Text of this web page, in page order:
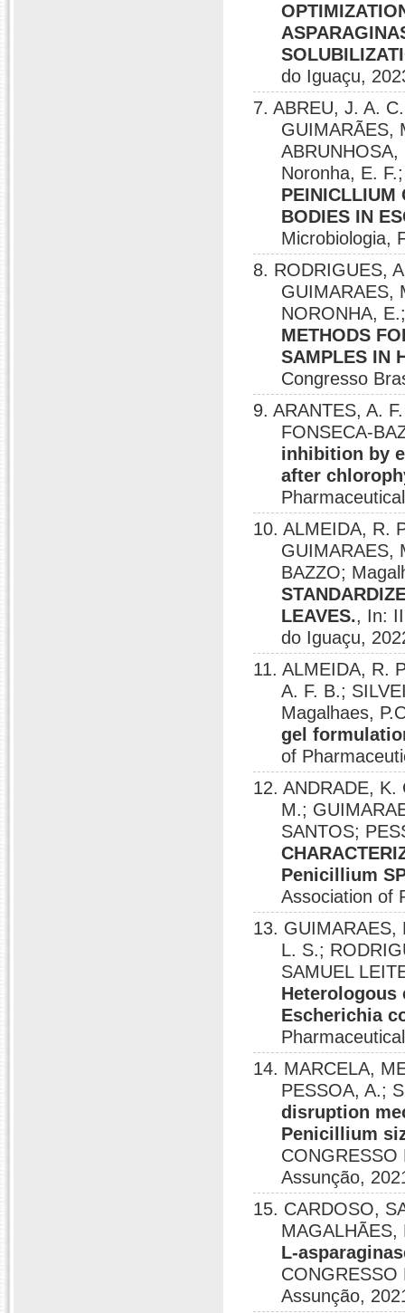
do Iguaçu,
7. ABREU, J. A.
GUIMARÃES,
Noronha, E.
PEINICLLIUM
BODIES IN
Microbiologia,
8. RODRIGUES,
GUIMARAES,
NORONHA,
METHODS
SAMPLES IN
Congresso
9. ARANTES, A.
FONSECA-
inhibition by
after
10. ALMEIDA, R.
GUIMARAES,
BAZZO;
LEAVES., In:
do Iguaçu,
11. ALMEIDA, R.
A. F. B.;
Magalhaes,
gel
of
12. ANDRADE,
M.;
SANTOS;
Penicillium
Association of
13. GUIMARAES,
L. S.;
SAMUEL
Heterologous
Escherichia
14. MARCELA,
PESSOA, A.;
disruption
Penicillium
Assunção,
15. CARDOSO,
L-
Assunção,